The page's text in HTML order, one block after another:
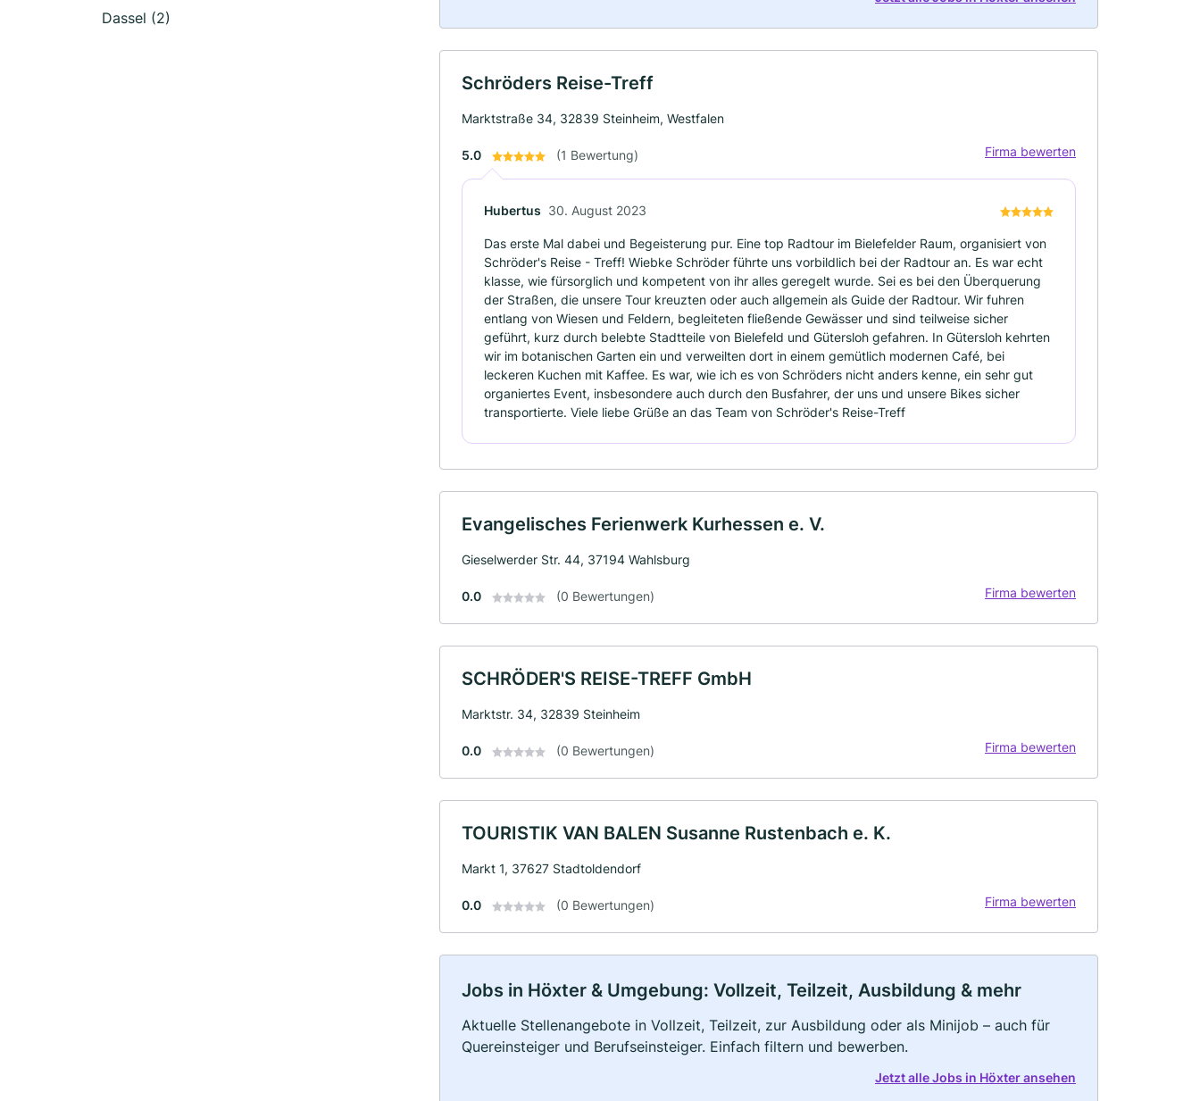
Dassel (2)
Schröders Reise-Treff
Marktstraße 34, 32839 Steinheim, Westfalen
5.0 (1 Bewertung) Firma bewerten
Hubertus 30. August 2023
Das erste Mal dabei und Begeisterung pur. Eine top Radtour im Bielefelder Raum, organisiert von
Schröder's Reise - Treff! Wiebke Schröder führte uns vorbildlich bei der Radtour an. Es war echt
klasse, wie fürsorglich und kompetent von ihr alles geregelt wurde. Sei es bei den Überquerung
der Straßen, die unsere Tour kreuzten oder auch allgemein als Guide der Radtour. Wir fuhren
entlang von Wiesen und Feldern, begleiteten fließende Gewässer und sind teilweise sicher
geführt, kurz durch belebte Stadtteile von Bielefeld und Gütersloh gefahren. In Gütersloh kehrten
wir im botanischen Garten ein und verweilten dort in einem gemütlich modernen Café, bei
leckeren Kuchen mit Kaffee. Es war, wie ich es von Schröders nicht anders kenne, ein sehr gut
organiertes Event, insbesondere auch durch den Busfahrer, der uns und unsere Bikes sicher
transportierte. Viele liebe Grüße an das Team von Schröder's Reise-Treff
Evangelisches Ferienwerk Kurhessen e. V.
Gieselwerder Str. 44, 37194 Wahlsburg
0.0 (0 Bewertungen) Firma bewerten
SCHRÖDER'S REISE-TREFF GmbH
Marktstr. 34, 32839 Steinheim
0.0 (0 Bewertungen) Firma bewerten
TOURISTIK VAN BALEN Susanne Rustenbach e. K.
Markt 1, 37627 Stadtoldendorf
0.0 (0 Bewertungen) Firma bewerten
Jobs in Höxter & Umgebung: Vollzeit, Teilzeit, Ausbildung & mehr
Aktuelle Stellenangebote in Vollzeit, Teilzeit, zur Ausbildung oder als Minijob – auch für
Quereinsteiger und Berufseinsteiger. Einfach filtern und bewerben.
Jetzt alle Jobs in Höxter ansehen